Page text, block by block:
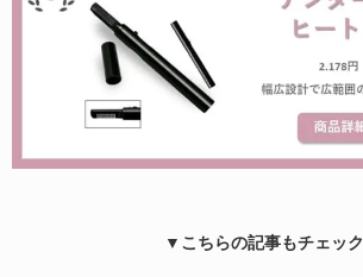
▼こちらの記事もチェック